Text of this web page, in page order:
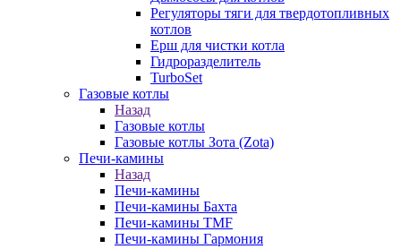
Регуляторы тяги для твердотопливных
котлов
Ерш для чистки котла
Гидроразделитель
TurboSet
Газовые котлы
Назад
Газовые котлы
Газовые котлы Зота (Zota)
Печи-камины
Назад
Печи-камины
Печи-камины Бахта
Печи-камины TMF
Печи-камины Гармония